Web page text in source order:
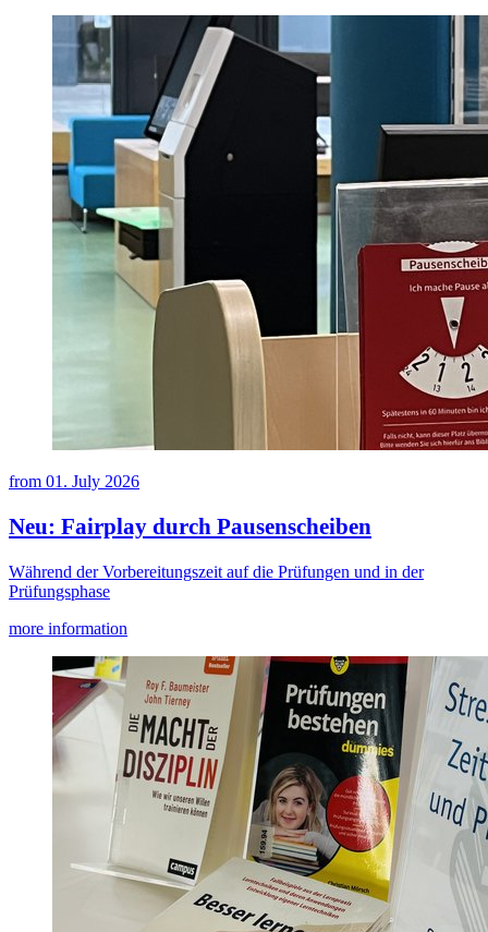
from 01. July 2026
Neu: Fairplay durch Pausenscheiben
Während der Vorbereitungszeit auf die Prüfungen und in der
Prüfungsphase
more information